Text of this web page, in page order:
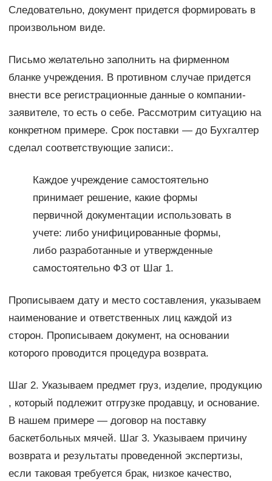
Следовательно, документ придется формировать в
произвольном виде.
Письмо желательно заполнить на фирменном
бланке учреждения. В противном случае придется
внести все регистрационные данные о компании-
заявителе, то есть о себе. Рассмотрим ситуацию на
конкретном примере. Срок поставки — до Бухгалтер
сделал соответствующие записи:.
Каждое учреждение самостоятельно
принимает решение, какие формы
первичной документации использовать в
учете: либо унифицированные формы,
либо разработанные и утвержденные
самостоятельно ФЗ от Шаг 1.
Прописываем дату и место составления, указываем
наименование и ответственных лиц каждой из
сторон. Прописываем документ, на основании
которого проводится процедура возврата.
Шаг 2. Указываем предмет груз, изделие, продукцию
, который подлежит отгрузке продавцу, и основание.
В нашем примере — договор на поставку
баскетбольных мячей. Шаг 3. Указываем причину
возврата и результаты проведенной экспертизы,
если таковая требуется брак, низкое качество,